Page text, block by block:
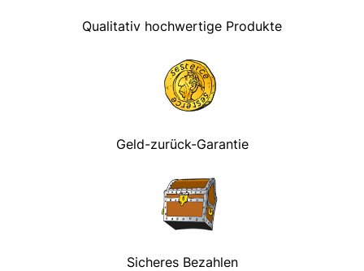
Qualitativ hochwertige Produkte
Geld-zurück-Garantie
Sicheres Bezahlen